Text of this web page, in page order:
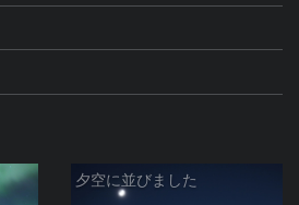
夕空に並びました